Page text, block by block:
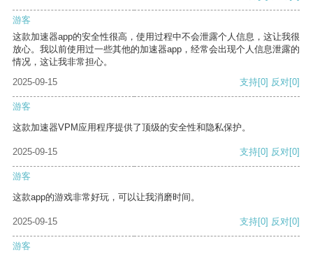
游客
这款加速器app的安全性很高，使用过程中不会泄露个人信息，这让我很
放心。我以前使用过一些其他的加速器app，经常会出现个人信息泄露的
情况，这让我非常担心。
2025-09-15
支持[0] 反对[0]
游客
这款加速器VPM应用程序提供了顶级的安全性和隐私保护。
2025-09-15 支持[0] 反对[0]
游客
这款app的游戏非常好玩，可以让我消磨时间。
2025-09-15 支持[0] 反对[0]
游客